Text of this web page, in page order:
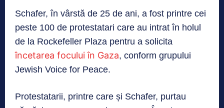
Schafer, în vârstă de 25 de ani, a fost printre cei
peste 100 de protestatari care au intrat în holul
de la Rockefeller Plaza pentru a solicita
încetarea focului în Gaza, conform grupului
Jewish Voice for Peace.
Protestatarii, printre care și Schafer, purtau